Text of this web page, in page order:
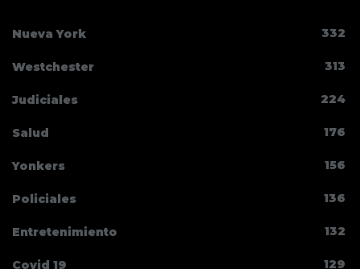
Nueva York 332
Westchester 313
Judiciales 224
Salud 176
Yonkers 156
Policiales 136
Entretenimiento 132
Covid 19 129